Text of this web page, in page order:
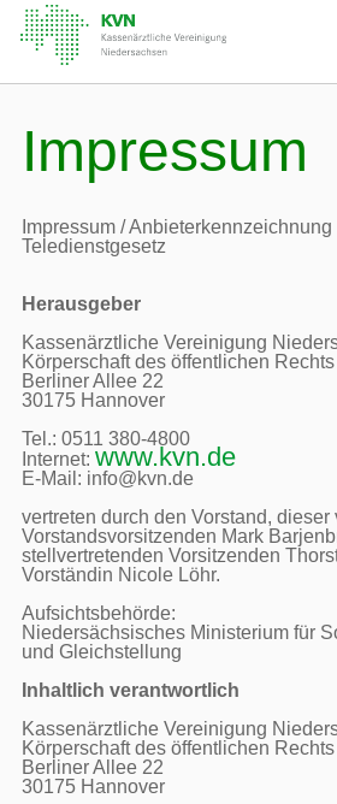
Impressum
Impressum / Anbieterkennzeichnung
Teledienstgesetz
Herausgeber
Kassenärztliche Vereinigung
Körperschaft des öffentlichen Rechts
Berliner Allee 22
30175 Hannover
Tel.: 0511 380-4800
Internet: www.kvn.de
E-Mail: info@kvn.de
vertreten durch den Vorstand, dieser
Vorstandsvorsitzenden Mark
stellvertretenden Vorsitzenden
Vorständin Nicole Löhr.
Aufsichtsbehörde:
Niedersächsisches Ministerium für
und Gleichstellung
Inhaltlich verantwortlich
Kassenärztliche Vereinigung
Körperschaft des öffentlichen Rechts
Berliner Allee 22
30175 Hannover